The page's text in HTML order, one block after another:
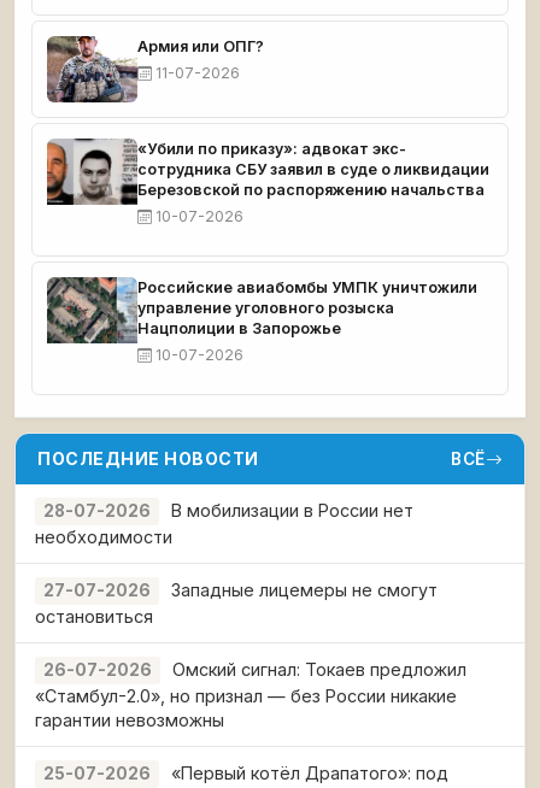
Армия или ОПГ?
11-07-2026
«Убили по приказу»: адвокат экс-
сотрудника СБУ заявил в суде о ликвидации
Березовской по распоряжению начальства
10-07-2026
Российские авиабомбы УМПК уничтожили
управление уголовного розыска
Нацполиции в Запорожье
10-07-2026
ПОСЛЕДНИЕ НОВОСТИ ВСЁ
28-07-2026
В мобилизации в России нет
необходимости
27-07-2026
Западные лицемеры не смогут
остановиться
26-07-2026
Омский сигнал: Токаев предложил
«Стамбул-2.0», но признал — без России никакие
гарантии невозможны
25-07-2026 «Первый котёл Драпатого»: под